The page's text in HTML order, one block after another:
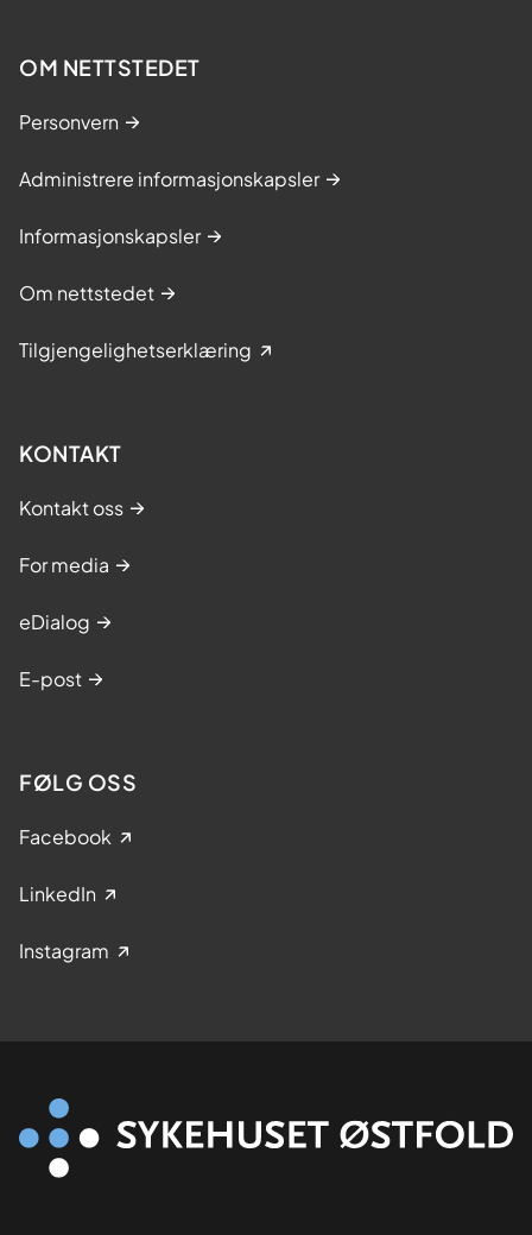
OM NETTSTEDET
Personvern
Administrere informasjonskapsler
Informasjonskapsler
Om nettstedet
Tilgjengelighetserklæring
KONTAKT
Kontakt oss
For media
eDialog
E-post
FØLG OSS
Facebook
LinkedIn
Instagram